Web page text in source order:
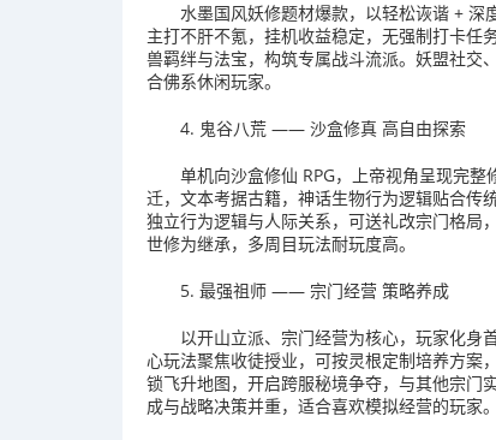
水墨国风妖修题材爆款，以轻松诙谐 + 深
主打不肝不氪，挂机收益稳定，无强制打卡任
兽羁绊与法宝，构筑专属战斗流派。妖盟社交
合佛系休闲玩家。
4. 鬼谷八荒 —— 沙盒修真 高自由探索
单机向沙盒修仙 RPG，上帝视角呈现完
迁，文本考据古籍，神话生物行为逻辑贴合传
独立行为逻辑与人际关系，可送礼改宗门格局
世修为继承，多周目玩法耐玩度高。
5. 最强祖师 —— 宗门经营 策略养成
以开山立派、宗门经营为核心，玩家化身
心玩法聚焦收徒授业，可按灵根定制培养方案
锁飞升地图，开启跨服秘境争夺，与其他宗门
成与战略决策并重，适合喜欢模拟经营的玩家。